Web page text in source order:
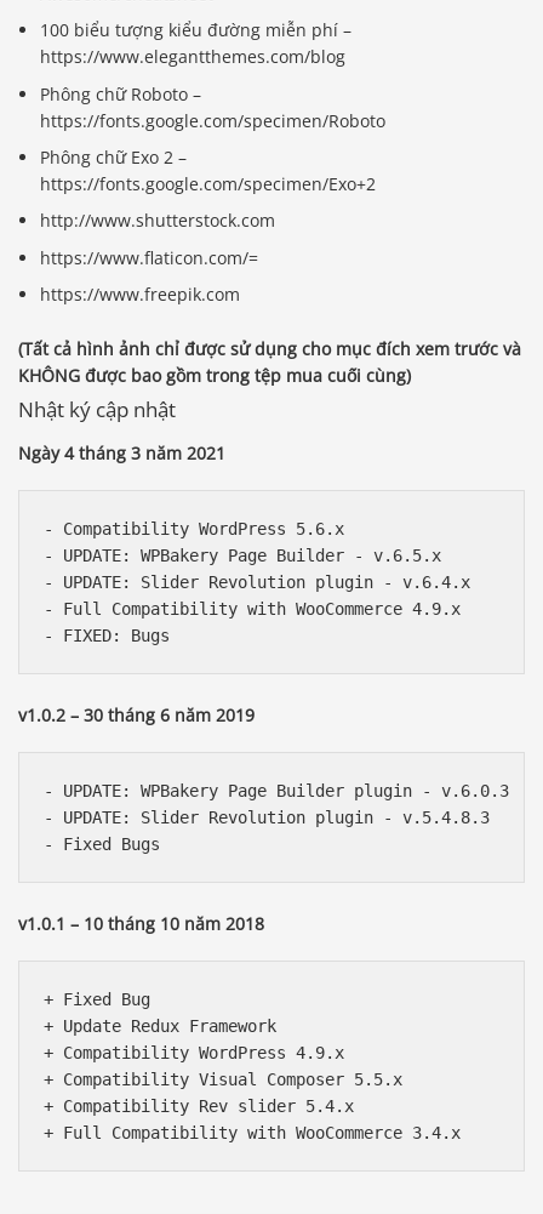
100 biểu tượng kiểu đường miễn phí –
https://www.elegantthemes.com/blog
Phông chữ Roboto –
https://fonts.google.com/specimen/Roboto
Phông chữ Exo 2 –
https://fonts.google.com/specimen/Exo+2
http://www.shutterstock.com
https://www.flaticon.com/=
https://www.freepik.com
(Tất cả hình ảnh chỉ được sử dụng cho mục đích xem trước và
KHÔNG được bao gồm trong tệp mua cuối cùng)
Nhật ký cập nhật
Ngày 4 tháng 3 năm 2021
- Compatibility WordPress 5.6.x
- UPDATE: WPBakery Page Builder - v.6.5.x
- UPDATE: Slider Revolution plugin - v.6.4.x
- Full Compatibility with WooCommerce 4.9.x
v1.0.2 – 30 tháng 6 năm 2019
- UPDATE: WPBakery Page Builder plugin - v.6.0.3
- UPDATE: Slider Revolution plugin - v.5.4.8.3
v1.0.1 – 10 tháng 10 năm 2018
+ Fixed Bug
+ Update Redux Framework
+ Compatibility WordPress 4.9.x
+ Compatibility Visual Composer 5.5.x
+ Compatibility Rev slider 5.4.x